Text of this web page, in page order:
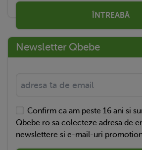
ÎNTREABĂ
Newsletter Qbebe
Confirm ca am peste 16 ani si
Qbebe.ro sa colecteze adresa de
newslettere si e-mail-uri